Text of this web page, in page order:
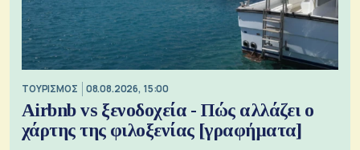
ΤΟΥΡΙΣΜΟΣ 08.08.2026, 15:00
Airbnb vs ξενοδοχεία - Πώς αλλάζει ο
χάρτης της φιλοξενίας [γραφήματα]